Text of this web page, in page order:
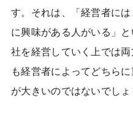
す。それは、「経営者に
に興味がある人がいる」
社を経営していく上では
も経営者によってどちら
が大きいのではないでしょ